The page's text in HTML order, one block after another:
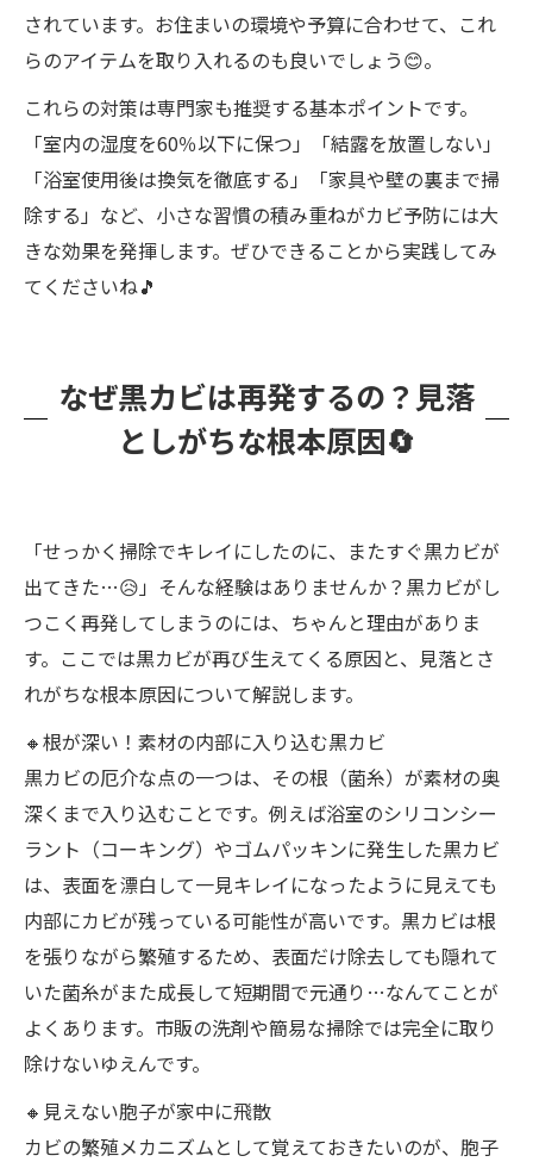
されています。お住まいの環境や予算に合わせて、これ
らのアイテムを取り入れるのも良いでしょう😊。
これらの対策は専門家も推奨する基本ポイントです。
「室内の湿度を60％以下に保つ」「結露を放置しない」
「浴室使用後は換気を徹底する」「家具や壁の裏まで掃
除する」など、小さな習慣の積み重ねがカビ予防には大
きな効果を発揮します。ぜひできることから実践してみ
てくださいね🎵
なぜ黒カビは再発するの？見落
としがちな根本原因🔄
「せっかく掃除でキレイにしたのに、またすぐ黒カビが
出てきた…😥」そんな経験はありませんか？黒カビがし
つこく再発してしまうのには、ちゃんと理由がありま
す。ここでは黒カビが再び生えてくる原因と、見落とさ
れがちな根本原因について解説します。
🔸根が深い！素材の内部に入り込む黒カビ
黒カビの厄介な点の一つは、その根（菌糸）が素材の奥
深くまで入り込むことです。例えば浴室のシリコンシー
ラント（コーキング）やゴムパッキンに発生した黒カビ
は、表面を漂白して一見キレイになったように見えても
内部にカビが残っている可能性が高いです。黒カビは根
を張りながら繁殖するため、表面だけ除去しても隠れて
いた菌糸がまた成長して短期間で元通り…なんてことが
よくあります。市販の洗剤や簡易な掃除では完全に取り
除けないゆえんです。
🔸見えない胞子が家中に飛散
カビの繁殖メカニズムとして覚えておきたいのが、胞子